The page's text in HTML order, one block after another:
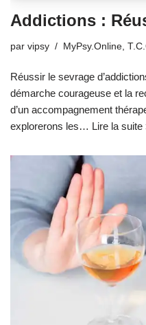
Addictions :
par vipsy MyPsy.Online,
Réussir le sevrage
démarche courageuse et la
d’un accompagnement
explorerons les… Lire la suite